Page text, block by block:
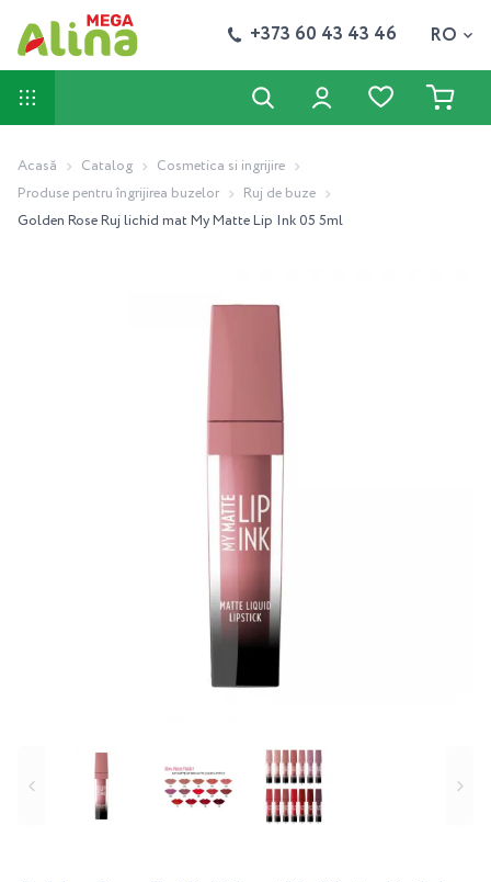
+373 60 43 43 46 RO
Acasă Catalog
Cosmetica si ingrijire
Produse pentru îngrijirea buzelor
Ruj de buze
Golden Rose Ruj lichid mat My Matte Lip Ink 05 5ml